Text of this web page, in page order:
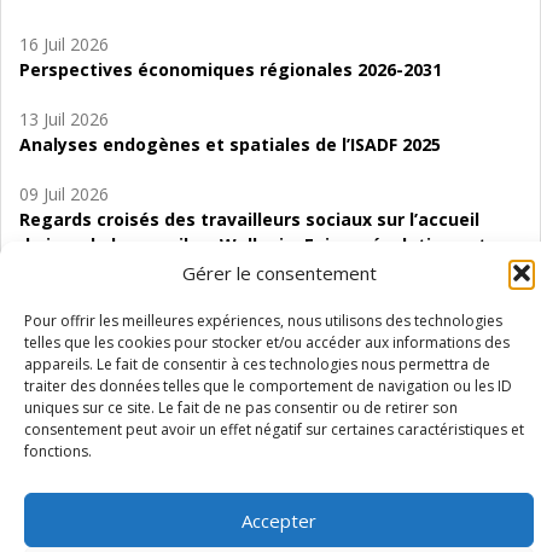
Gérer le consentement
Pour offrir les meilleures expériences, nous utilisons des technologies
telles que les cookies pour stocker et/ou accéder aux informations des
appareils. Le fait de consentir à ces technologies nous permettra de
traiter des données telles que le comportement de navigation ou les ID
uniques sur ce site. Le fait de ne pas consentir ou de retirer son
consentement peut avoir un effet négatif sur certaines caractéristiques et
fonctions.
Accepter
16 Juil 2026
Perspectives économiques régionales 2026-2031
13 Juil 2026
Analyses endogènes et spatiales de l’ISADF 2025
09 Juil 2026
Regards croisés des travailleurs sociaux sur l’accueil
de jour de bas seuil en Wallonie. Enjeux, évolutions et
06 Juil 2026
Étude d’évaluabilité des Structures
d’accompagnement à l’autocréation d’emploi (SAACE)
01 Juil 2026
Pénurie du personnel infirmier :quels indicateurs
Wallonie ?